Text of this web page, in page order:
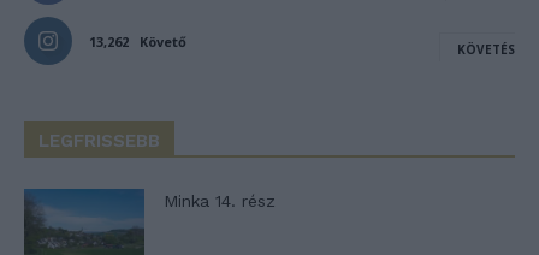
13,262 Követő KÖVETÉS
LEGFRISSEBB
Minka 14. rész